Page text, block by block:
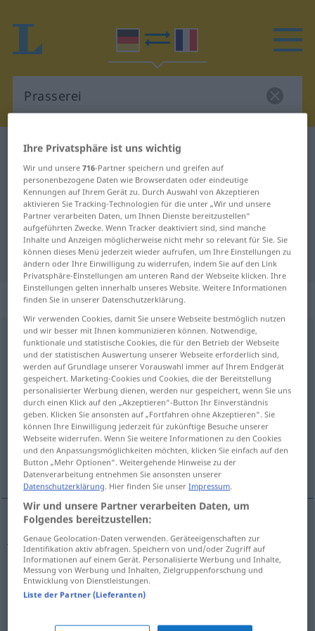
Deutsch-Französisch Wörterbuch
Deutsch-Französisch Übersetzung
für "Prasserei"
"Prasserei" Französisch
Übersetzung
„Prasserei“: Femininum
Prassereif <Prasserei;Prassereien>
Übersicht aller Übersetzungen
(Für mehr Details die Übersetzung anklicken/antippen)
joyeuse vie, dissipation, bringue, gueuleton,
bombe
ripaille
joyeusevie Prasserei
dissipationf Prasserei
Prasserei
Ihre Privatsphäre ist uns wichtig
Wir und unsere716-Partner speichern und greifen auf
personenbezogene Daten wie Browserdaten oder eindeutige
Kennungen auf Ihrem Gerät zu. Durch Auswahl von Akzeptieren
aktivieren Sie Tracking-Technologien für die unter „Wir und unsere
Partner verarbeiten Daten, um Ihnen Dienste bereitzustellen“
aufgeführten Zwecke. Wenn Tracker deaktiviert sind, sind manche
Inhalte und Anzeigen möglicherweise nicht mehr so relevant für Sie. Sie
können dieses Menü jederzeit wieder aufrufen, um Ihre Einstellungen zu
ändern oder Ihre Einwilligung zu widerrufen, indem Sie auf den Link
Privatsphäre-Einstellungen am unteren Rand der Webseite klicken. Ihre
Einstellungen gelten innerhalb unseres Website. Weitere Informationen
finden Sie in unserer Datenschutzerklärung.
Wir verwenden Cookies, damit Sie unsere Webseite bestmöglich nutzen
und wir besser mit Ihnen kommunizieren können. Notwendige,
funktionale und statistische Cookies, die für den Betrieb der Webseite
und der statistischen Auswertung unserer Webseite erforderlich sind,
werden auf Grundlage unserer Vorauswahl immer auf Ihrem Endgerät
gespeichert. Marketing-Cookies und Cookies, die der Bereitstellung
personalisierter Werbung dienen, werden nur gespeichert, wenn Sie uns
durch einen Klick auf den „Akzeptieren“-Button Ihr Einverständnis
geben. Klicken Sie ansonsten auf „Fortfahren ohne Akzeptieren“. Sie
können Ihre Einwilligung jederzeit für zukünftige Besuche unserer
Webseite widerrufen. Wenn Sie weitere Informationen zu den Cookies
und den Anpassungsmöglichkeiten möchten, klicken Sie einfach auf den
Button „Mehr Optionen“. Weitergehende Hinweise zu der
Datenverarbeitung entnehmen Sie ansonsten unserer
Datenschutzerklärung. Hier finden Sie unserImpressum.
Wir und unsere Partner verarbeiten Daten, um
Folgendes bereitzustellen:
Genaue Geolocation-Daten verwenden. Geräteeigenschaften zur
Identifikation aktiv abfragen. Speichern von und/oder Zugriff auf
Informationen auf einem Gerät. Personalisierte Werbung und Inhalte,
Messung von Werbung und Inhalten, Zielgruppenforschung und
Entwicklung von Dienstleistungen.
Liste der Partner (Lieferanten)